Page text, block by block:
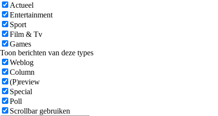
Actueel
Entertainment
Sport
Film & Tv
Games
Toon berichten van deze types
Weblog
Column
(P)review
Special
Poll
Scrollbar gebruiken